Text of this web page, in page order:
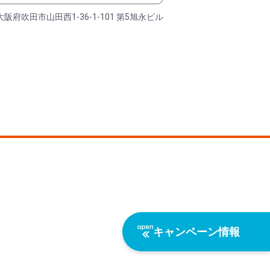
キャンペーン情報
阪府吹田市山田西1-36-1-101 第5旭永ビル